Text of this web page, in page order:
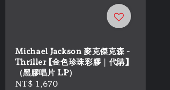
Michael Jackson 麥克傑克森 -
Thriller 【金色珍珠彩膠｜代購】
（黑膠唱片 LP）
Regular
NT$ 1,670